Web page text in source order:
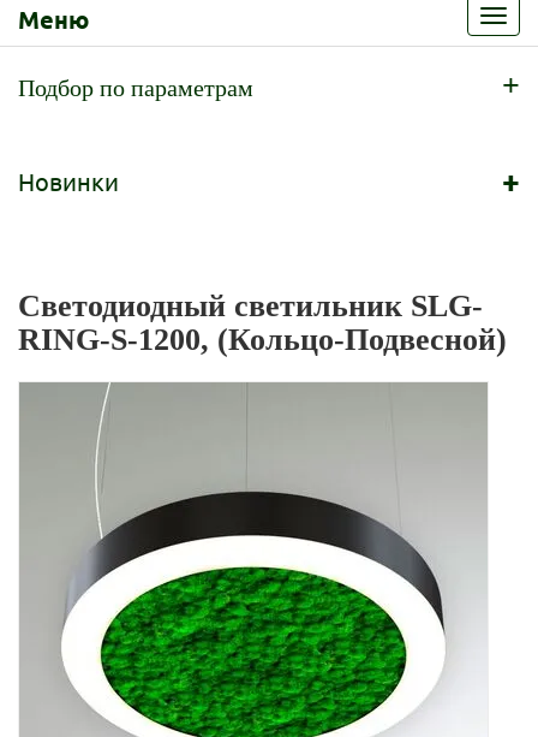
Меню
Подбор по параметрам +
Новинки +
Светодиодный светильник SLG-
RING-S-1200, (Кольцо-Подвесной)